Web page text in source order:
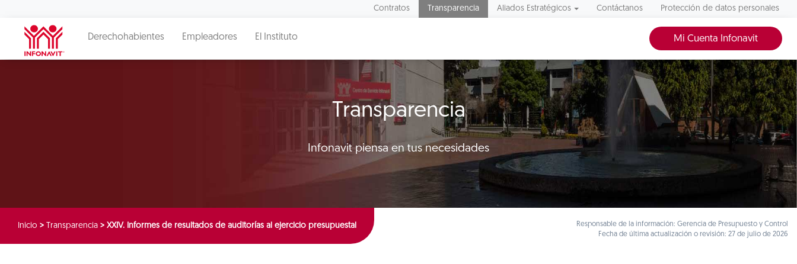
Contratos Transparencia Aliados Estratégicos Contáctanos Protección de datos personales
Derechohabientes Empleadores El Instituto Mi Cuenta Infonavit
Transparencia
Infonavit piensa en tus necesidades
Inicio > Transparencia > XXIV. Informes de resultados de auditorías al ejercicio presupuestal
Responsable de la información: Gerencia de Presupuesto y Control
Fecha de última actualización o revisión: 27 de julio de 2026